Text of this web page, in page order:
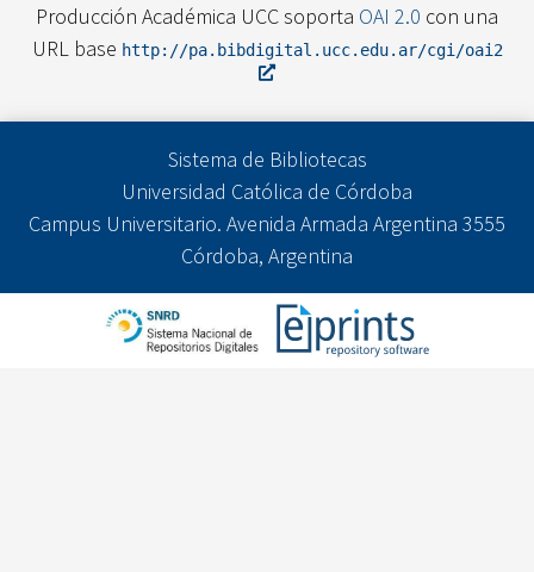
Producción Académica UCC soporta OAI 2.0 con una
URL base http://pa.bibdigital.ucc.edu.ar/cgi/oai2
Sistema de Bibliotecas
Universidad Católica de Córdoba
Campus Universitario. Avenida Armada Argentina 3555
Córdoba, Argentina